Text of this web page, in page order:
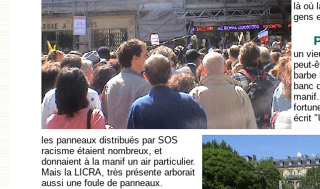
là où
gens
un
peut-
banc
écrit
les panneaux distribués par SOS
racisme étaient nombreux, et
donnaient à la manif un air particulier.
Mais la LICRA, très présente arborait
aussi une foule de panneaux.